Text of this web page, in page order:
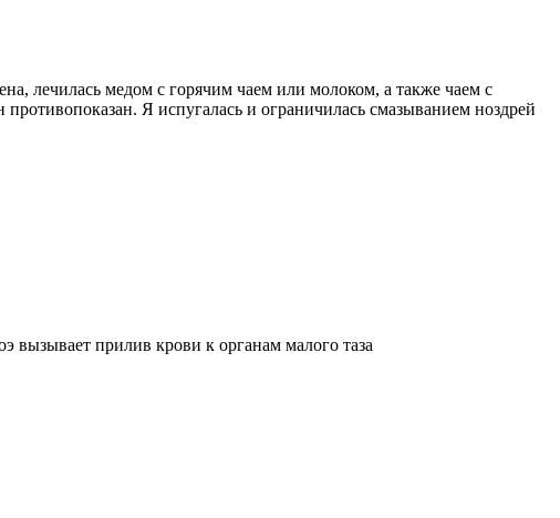
лечилась медом с горячим чаем или молоком, а также чаем с
Я испугалась и ограничилась смазыванием ноздрей
вызывает прилив крови к органам малого таза